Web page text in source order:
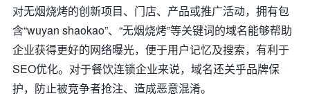
对无烟烧烤的创新项目、门店、产品或推广活动，拥有包
含“wuyan shaokao”、“无烟烧烤”等关键词的域名能够帮助
企业获得更好的网络曝光，便于用户记忆及搜索，有利于
SEO优化。对于餐饮连锁企业来说，域名还关乎品牌保
护，防止被竞争者抢注、造成恶意混淆。